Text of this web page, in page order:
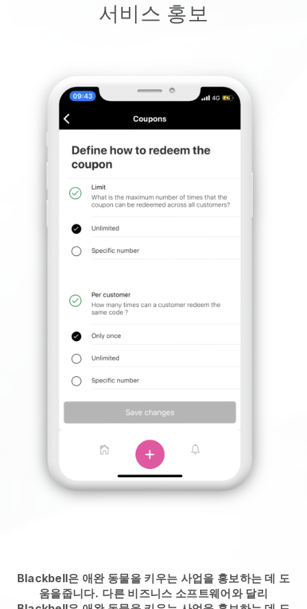
서비스 홍보
Blackbell은 애완 동물을 키우는 사업을 홍보하는 데 도
움을줍니다. 다른 비즈니스 소프트웨어와 달리